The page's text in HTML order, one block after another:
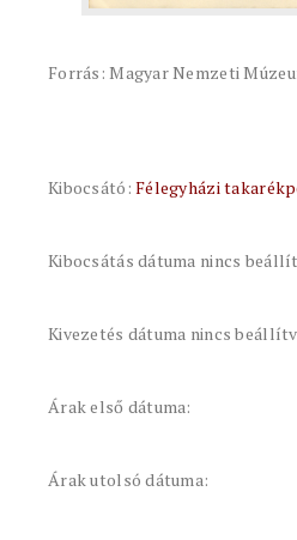
Forrás: Magyar Nemzeti
Kibocsátó:Félegyházi
Kibocsátás dátuma nincs
Kivezetés dátuma nincs
Árak első dátuma:
Árak utolsó dátuma: